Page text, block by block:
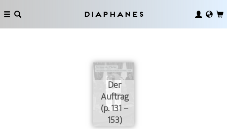
Diaphanes
Der
Auftrag
(p. 131 –
153)